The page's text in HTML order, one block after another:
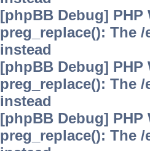
[phpBB Debug] PHP
preg_replace(): The
instead
[phpBB Debug] PHP
preg_replace(): The
instead
[phpBB Debug] PHP
preg_replace(): The